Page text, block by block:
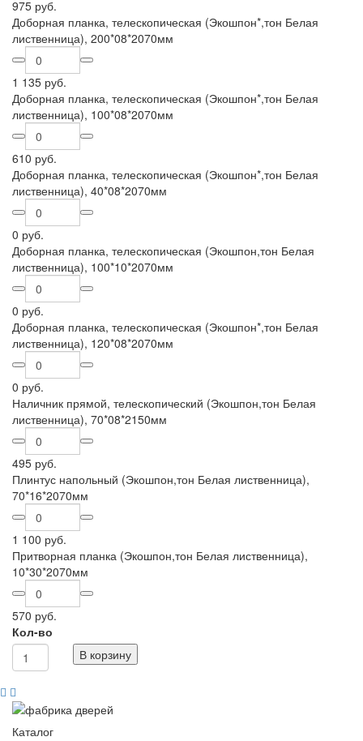
975 руб.
Доборная планка, телескопическая (Экошпон*,тон Белая
лиственница), 200*08*2070мм
1 135 руб.
Доборная планка, телескопическая (Экошпон*,тон Белая
лиственница), 100*08*2070мм
610 руб.
Доборная планка, телескопическая (Экошпон*,тон Белая
лиственница), 40*08*2070мм
0 руб.
Доборная планка, телескопическая (Экошпон,тон Белая
лиственница), 100*10*2070мм
0 руб.
Доборная планка, телескопическая (Экошпон*,тон Белая
лиственница), 120*08*2070мм
0 руб.
Наличник прямой, телескопический (Экошпон,тон Белая
лиственница), 70*08*2150мм
495 руб.
Плинтус напольный (Экошпон,тон Белая лиственница),
70*16*2070мм
1 100 руб.
Притворная планка (Экошпон,тон Белая лиственница),
10*30*2070мм
570 руб.
Кол-во
В корзину
Каталог